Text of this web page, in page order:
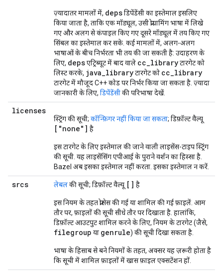
ज़्यादातर मामलों में, depsडिपेंडेंसी का इस्तेमाल इसलिए
किया जाता है, ताकि एक मॉड्यूल, उसी प्रोग्रामिंग भाषा में लिखे
गए और अलग से कंपाइल किए गए दूसरे मॉड्यूल में तय किए गए
सिंबल का इस्तेमाल कर सके. कई मामलों में, अलग-अलग
भाषाओं के बीच निर्भरता भी तय की जा सकती है: उदाहरण के
लिए, depsएट्रिब्यूट में बाद वाले cc_libraryटारगेट को
लिस्ट करके, java_libraryटारगेट को cc_library
टारगेट में मौजूद C++ कोड पर निर्भर किया जा सकता है. ज़्यादा
जानकारी के लिए, डिपेंडेंसीकी परिभाषा देखें.
licenses
स्ट्रिंग की सूची; कॉन्फ़िगर नहीं किया जा सकता; डिफ़ॉल्ट वैल्यू
["none"] है
इस टारगेट के लिए इस्तेमाल की जाने वाली लाइसेंस-टाइप स्ट्रिंग
की सूची. यह लाइसेंसिंग एपीआई के पुराने वर्शन का हिस्सा है.
Bazel अब इसका इस्तेमाल नहीं करता. इसका इस्तेमाल न करें.
srcs लेबलकी सूची; डिफ़ॉल्ट वैल्यू [] है
इस नियम के तहत प्रोसेस की गई या शामिल की गई फ़ाइलें. आम
तौर पर, फ़ाइलों की सूची सीधे तौर पर दिखाता है. हालांकि,
डिफ़ॉल्ट आउटपुट शामिल करने के लिए, नियम के टारगेट (जैसे,
filegroup या genrule) की सूची दिखा सकता है.
भाषा के हिसाब से बने नियमों के तहत, अक्सर यह ज़रूरी होता है
कि सूची में शामिल फ़ाइलों में खास फ़ाइल एक्सटेंशन हों.